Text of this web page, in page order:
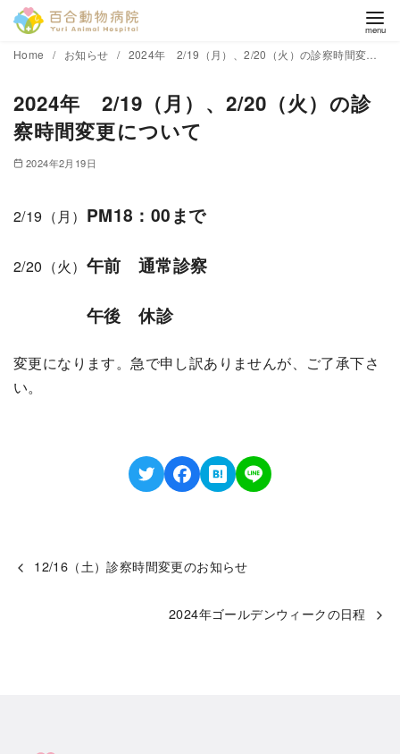
動
Home お知らせ 2024年 2/19（月）、2/20（火）の診察時間変更について
2024年 2/19（月）、2/20（火）の診
察時間変更について
2024年2月19日
2/19（月） PM18：00まで
2/20（火） 午前 通常診察
午後 休診
変更になります。急で申し訳ありませんが、ご了承下さ
い。
12/16（土）診察時間変更のお知らせ
2024年ゴールデンウィークの日程